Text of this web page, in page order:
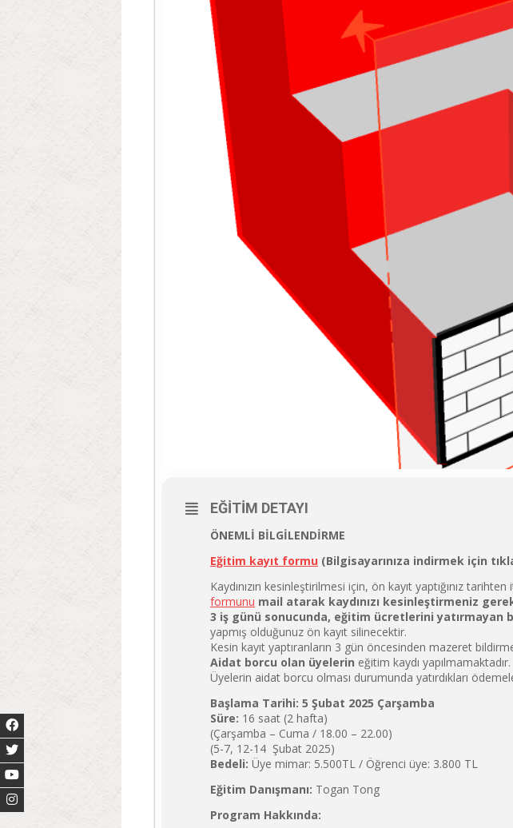
EĞITIM DETAYI
ÖNEMLİ BİLGİLENDİRME
Eğitim kayıt formu (Bilgisayarınıza indirmek için
Kaydınızın kesinleştirilmesi için, ön kayıt yaptığınız tarihten
formunu mail atarak kaydınızı kesinleştirmeniz
3 iş günü sonucunda, eğitim ücretlerini
yapmış olduğunuz ön kayıt silinecektir.
Kesin kayıt yaptıranların 3 gün öncesinden mazeret
Aidat borcu olan üyelerin eğitim kaydı yapılmamaktadır.
Üyelerin aidat borcu olması durumunda yatırdıkları
Başlama Tarihi: 5 Şubat 2025 Çarşamba
Süre: 16 saat (2 hafta)
(Çarşamba – Cuma / 18.00 – 22.00)
(5-7, 12-14 Şubat 2025)
Bedeli: Üye mimar: 5.500TL / Öğrenci üye: 3.800 TL
Eğitim Danışmanı: Togan Tong
Program Hakkında: